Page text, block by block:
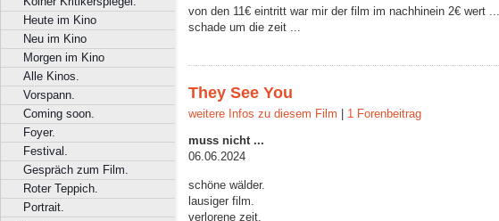
Heute im Kino
Neu im Kino
Morgen im Kino
Alle Kinos.
Vorspann.
Coming soon.
Foyer.
Festival.
Gespräch zum Film.
Roter Teppich.
Portrait.
von den 11€ eintritt war mir der film im nachhinein 2€ wert
schade um die zeit ...
They See You
weitere Infos zu diesem Film | 1 Forenbeitrag
muss nicht ...
06.06.2024
schöne wälder.
lausiger film.
verlorene zeit.